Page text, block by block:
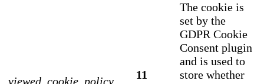
viewed_cookie_policy
11
The cookie is
set by the
GDPR Cookie
Consent plugin
and is used to
store whether